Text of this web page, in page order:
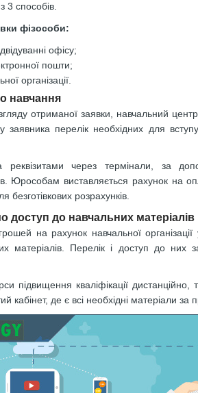
3 способів.
фізособи:
офісу;
пошти;
організації.
навчання
отриманої заявки, навчальний
заявника перелік необхідних для
через термінали, за
Юрособам виставляється рахунок на
безготівкових розрахунків.
доступ до навчальних матеріалів
на рахунок навчальної організації
матеріалів. Перелік і доступ до них
підвищення кваліфікації дистанційно,
кабінет, де є всі необхідні матеріали за